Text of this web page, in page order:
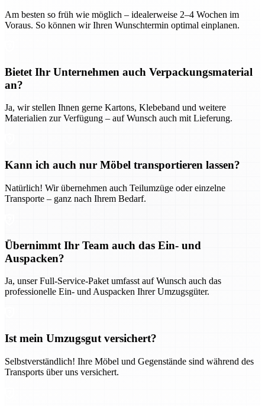
Am besten so früh wie möglich – idealerweise 2–4 Wochen im
Voraus. So können wir Ihren Wunschtermin optimal einplanen.
Bietet Ihr Unternehmen auch Verpackungsmaterial
an?
Ja, wir stellen Ihnen gerne Kartons, Klebeband und weitere
Materialien zur Verfügung – auf Wunsch auch mit Lieferung.
Kann ich auch nur Möbel transportieren lassen?
Natürlich! Wir übernehmen auch Teilumzüge oder einzelne
Transporte – ganz nach Ihrem Bedarf.
Übernimmt Ihr Team auch das Ein- und
Auspacken?
Ja, unser Full-Service-Paket umfasst auf Wunsch auch das
professionelle Ein- und Auspacken Ihrer Umzugsgüter.
Ist mein Umzugsgut versichert?
Selbstverständlich! Ihre Möbel und Gegenstände sind während des
Transports über uns versichert.